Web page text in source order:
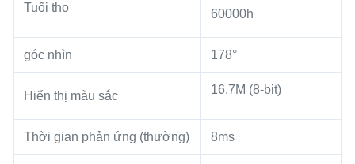
Tuổi thọ 60000h
góc nhìn 178°
Hiển thị màu sắc 16.7M (8-bit)
Thời gian phản ứng (thường) 8ms